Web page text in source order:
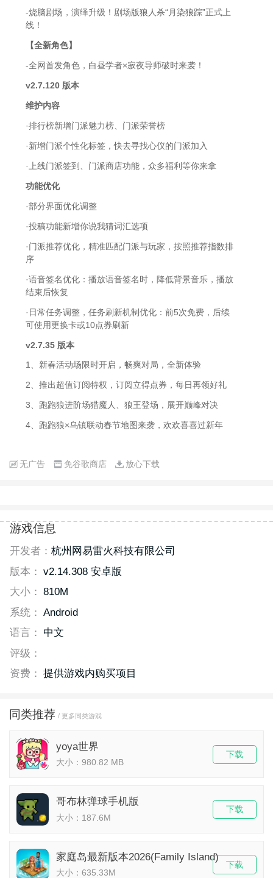
-烧脑剧场，演绎升级！剧场版狼人杀“月染狼踪”正式上
线！
【全新角色】
-全网首发角色，白昼学者×寂夜导师破时来袭！
v2.7.120 版本
维护内容
·排行榜新增门派魅力榜、门派荣誉榜
·新增门派个性化标签，快去寻找心仪的门派加入
·上线门派签到、门派商店功能，众多福利等你来拿
功能优化
·部分界面优化调整
·投稿功能新增你说我猜词汇选项
·门派推荐优化，精准匹配门派与玩家，按照推荐指数排
序
·语音签名优化：播放语音签名时，降低背景音乐，播放
结束后恢复
·日常任务调整，任务刷新机制优化：前5次免费，后续
可使用更换卡或10点券刷新
v2.7.35 版本
1、新春活动场限时开启，畅爽对局，全新体验
2、推出超值订阅特权，订阅立得点券，每日再领好礼
3、跑跑狼进阶场猎魔人、狼王登场，展开巅峰对决
4、跑跑狼×乌镇联动春节地图来袭，欢欢喜喜过新年
无广告 免谷歌商店 放心下载
游戏信息
开发者： 杭州网易雷火科技有限公司
版本： v2.14.308 安卓版
大小： 810M
系统： Android
语言：
中文
评级：
资费： 提供游戏内购买项目
同类推荐 / 更多同类游戏
yoya世界
大小：980.82 MB
下载
哥布林弹球手机版
大小：187.6M
下载
家庭岛最新版本2026(Family Island)
大小：635.33M
下载